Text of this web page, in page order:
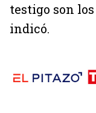
testigo son
indicó.